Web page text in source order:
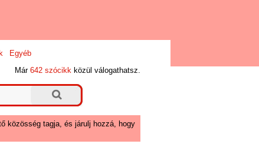
Egyéb
Már642 szócikk közül válogathatsz.
közösség tagja, és járulj hozzá, hogy